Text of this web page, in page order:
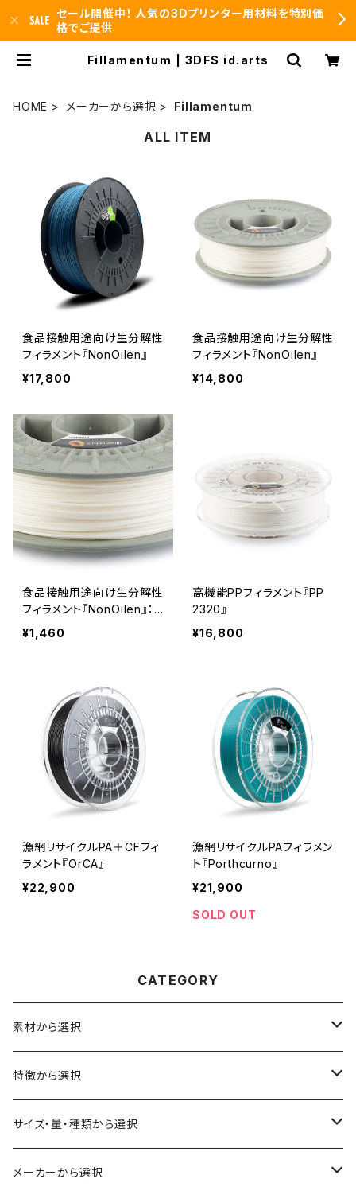
セール開催中！ 人気の3Dプリンター用材料を特別価
格でご提供
Fillamentum | 3DFS id.arts
HOME メーカーから選択 Fillamentum
ALL ITEM
食品接触用途向け生分解性
フィラメント『NonOilen』
¥17,800
食品接触用途向け生分解性
フィラメント『NonOilen』
¥14,800
食品接触用途向け生分解性
フィラメント『NonOilen』：
お試しサンプル 10M
¥1,460
高機能PPフィラメント『PP
2320』
¥16,800
漁網リサイクルPA＋CFフィ
ラメント『OrCA』
¥22,900
漁網リサイクルPAフィラメン
ト『Porthcurno』
¥21,900
SOLD OUT
CATEGORY
素材から選択
ABS
ASA（アクリル・スチレン・アクリロニトリル）
CA（セルロース アセテート）
特徴から選択
食品対応
導電性
サイズ・量・種類から選択
お試し用少量サンプル
メーカーから選択